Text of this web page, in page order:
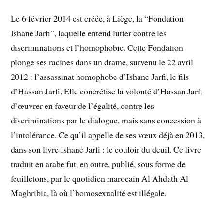
Le 6 février 2014 est créée, à Liège, la “Fondation
Ishane Jarfi”, laquelle entend lutter contre les
discriminations et l’homophobie. Cette Fondation
plonge ses racines dans un drame, survenu le 22 avril
2012 : l’assassinat homophobe d’Ishane Jarfi, le fils
d’Hassan Jarfi. Elle concrétise la volonté d’Hassan Jarfi
d’œuvrer en faveur de l’égalité, contre les
discriminations par le dialogue, mais sans concession à
l’intolérance. Ce qu’il appelle de ses vœux déjà en 2013,
dans son livre Ishane Jarfi : le couloir du deuil. Ce livre
traduit en arabe fut, en outre, publié, sous forme de
feuilletons, par le quotidien marocain Al Ahdath Al
Maghribia, là où l’homosexualité est illégale.